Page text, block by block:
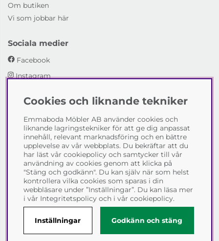
Om butiken
Vi som jobbar här
Sociala medier
Facebook
Instagram
Emmaboda Möbler AB
I fyra generationer har vi hjälpt människor att möblera
sina hem och uppfylla sina inredningsdrömmar med
möbeldesign av högsta kvalitet. Vi vill hjälpa just dig att
skapa ditt drömhem - kontakta gärna oss och berätta
hur vi kan hjälpa dig.
Telefon:0471-13690
E-post:info@emmabodamobler.se
Cookies och liknande tekniker
Emmaboda Möbler AB använder cookies och
liknande lagringstekniker för att ge dig anpassat
innehåll, relevant marknadsföring och en bättre
upplevelse av vår webbplats. Du bekräftar att du
har läst vår cookiepolicy och samtycker till vår
användning av cookies genom att klicka på
"Stäng och godkänn". Du kan själv när som helst
kontrollera vilka cookies som sparas i din
webbläsare under ”Inställningar”. Du kan läsa mer
i vår Integritetspolicy och i vår cookiepolicy.
Inställningar Godkänn och stäng